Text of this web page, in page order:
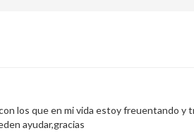
los que en mi vida estoy freuentando y
ayudar,gracias